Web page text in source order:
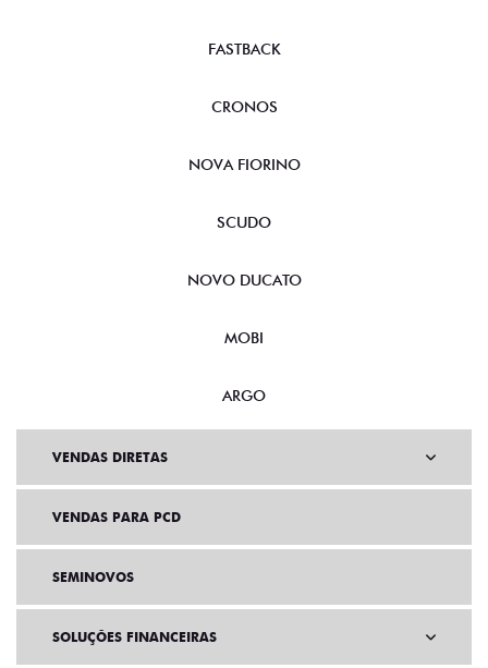
FASTBACK
CRONOS
NOVA FIORINO
SCUDO
NOVO DUCATO
MOBI
ARGO
VENDAS DIRETAS
VENDAS PARA PCD
SEMINOVOS
SOLUÇÕES FINANCEIRAS